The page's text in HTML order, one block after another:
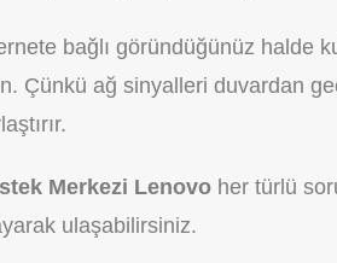
bağlı göründüğünüz halde
Çünkü ağ sinyalleri duvardan
Merkezi Lenovo her türlü
ulaşabilirsiniz.